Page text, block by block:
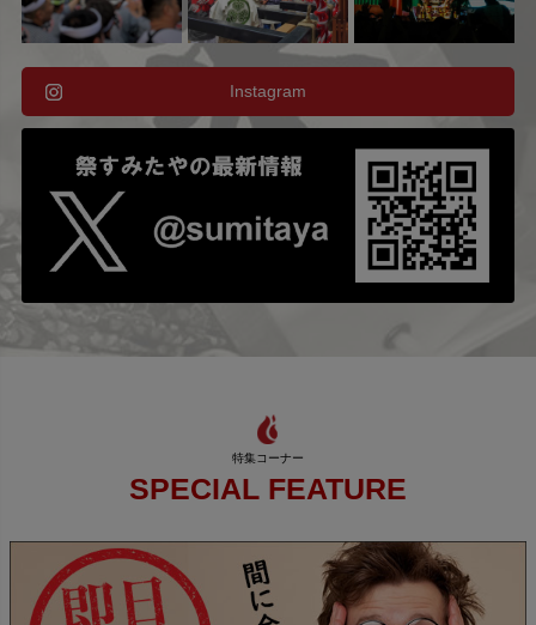
Instagram
SPECIAL FEATURE